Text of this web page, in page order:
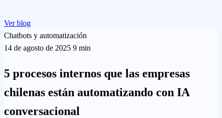
Ver blog
Chatbots y automatización
14 de agosto de 2025 9 min
5 procesos internos que las empresas
chilenas están automatizando con IA
conversacional